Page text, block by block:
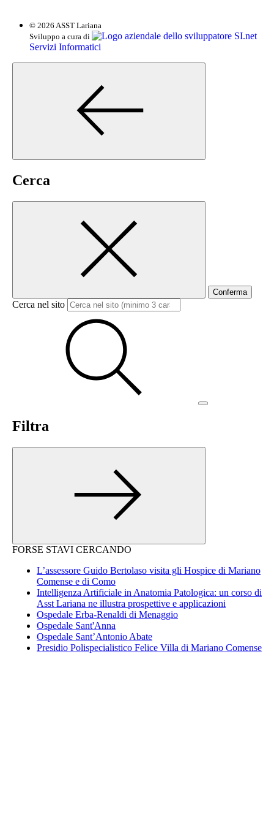
© 2026 ASST Lariana
Sviluppo a cura di
SI.net
Servizi Informatici
Cerca
Conferma
Cerca nel sito
Filtra
FORSE STAVI CERCANDO
L’assessore Guido Bertolaso visita gli Hospice di Mariano
Comense e di Como
Intelligenza Artificiale in Anatomia Patologica: un corso di
Asst Lariana ne illustra prospettive e applicazioni
Ospedale Erba-Renaldi di Menaggio
Ospedale Sant'Anna
Ospedale Sant’Antonio Abate
Presidio Polispecialistico Felice Villa di Mariano Comense